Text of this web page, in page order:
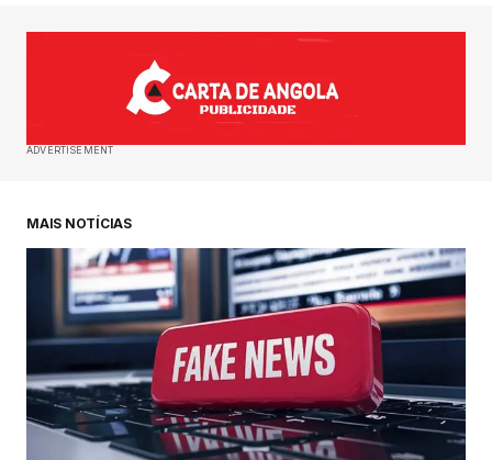
ADVERTISEMENT
MAIS NOTÍCIAS